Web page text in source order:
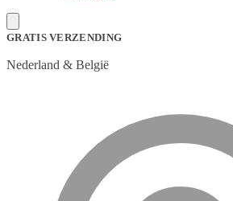
GRATIS VERZENDING
Nederland & België